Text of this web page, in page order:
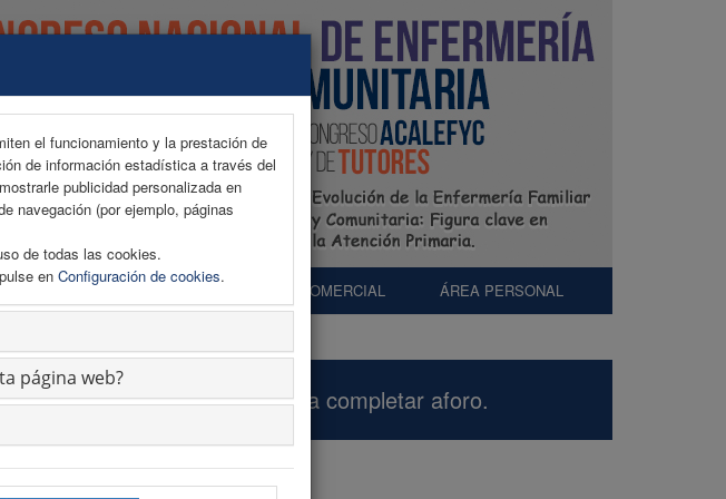
el funcionamiento y la prestación de
de información estadística a través del
publicidad personalizada en
navegación (por ejemplo, páginas
de todas las cookies.
en Configuración de cookies.
página web?
EXP. COMERCIAL ÁREA PERSONAL
son de libre acceso hasta completar aforo.